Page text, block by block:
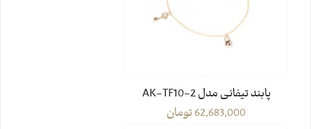
پابند تیفانی مدل AK-TF10-2
62,683,000تومان